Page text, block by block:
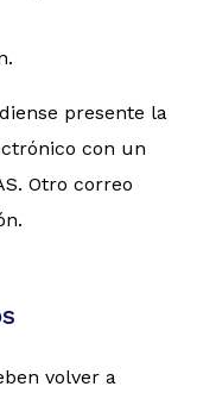
presente la
con un
Otro correo
volver a